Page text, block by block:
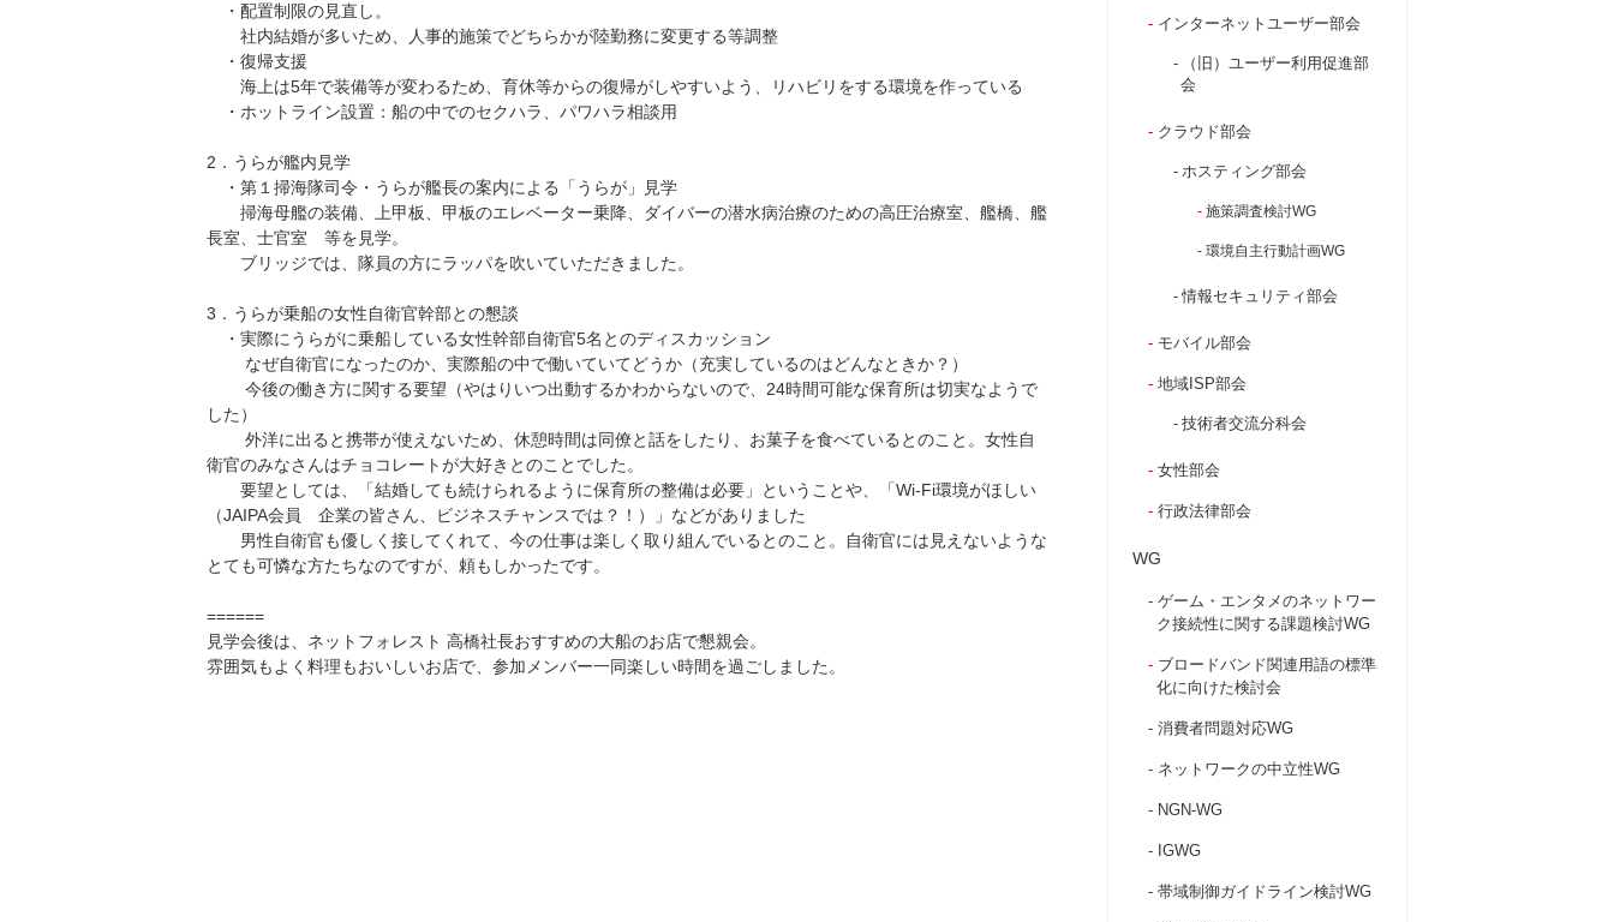
・配置制限の見直し。
社内結婚が多いため、人事的施策でどちらかが陸勤務に変更する等調整
・復帰支援
海上は5年で装備等が変わるため、育休等からの復帰がしやすいよう、リハビリをする環境を作っている
・ホットライン設置：船の中でのセクハラ、パワハラ相談用
2．うらが艦内見学
・第１掃海隊司令・うらが艦長の案内による「うらが」見学
掃海母艦の装備、上甲板、甲板のエレベーター乗降、ダイバーの潜水病治療のための高圧治療室、艦橋、艦
長室、士官室 等を見学。
ブリッジでは、隊員の方にラッパを吹いていただきました。
3．うらが乗船の女性自衛官幹部との懇談
・実際にうらがに乗船している女性幹部自衛官5名とのディスカッション
なぜ自衛官になったのか、実際船の中で働いていてどうか（充実しているのはどんなときか？）
今後の働き方に関する要望（やはりいつ出動するかわからないので、24時間可能な保育所は切実なようで
した）
外洋に出ると携帯が使えないため、休憩時間は同僚と話をしたり、お菓子を食べているとのこと。女性自
衛官のみなさんはチョコレートが大好きとのことでした。
要望としては、「結婚しても続けられるように保育所の整備は必要」ということや、「Wi-Fi環境がほしい
（JAIPA会員 企業の皆さん、ビジネスチャンスでは？！）」などがありました
男性自衛官も優しく接してくれて、今の仕事は楽しく取り組んでいるとのこと。自衛官には見えないような
とても可憐な方たちなのですが、頼もしかったです。
======
見学会後は、ネットフォレスト 高橋社長おすすめの大船のお店で懇親会。
雰囲気もよく料理もおいしいお店で、参加メンバー一同楽しい時間を過ごしました。
インターネットユーザー部会
（旧）ユーザー利用促進部
会
クラウド部会
ホスティング部会
施策調査検討WG
環境自主行動計画WG
情報セキュリティ部会
モバイル部会
地域ISP部会
技術者交流分科会
女性部会
行政法律部会
WG
ゲーム・エンタメのネットワー
ク接続性に関する課題検討WG
ブロードバンド関連用語の標準
化に向けた検討会
消費者問題対応WG
ネットワークの中立性WG
NGN-WG
IGWG
帯域制御ガイドライン検討WG